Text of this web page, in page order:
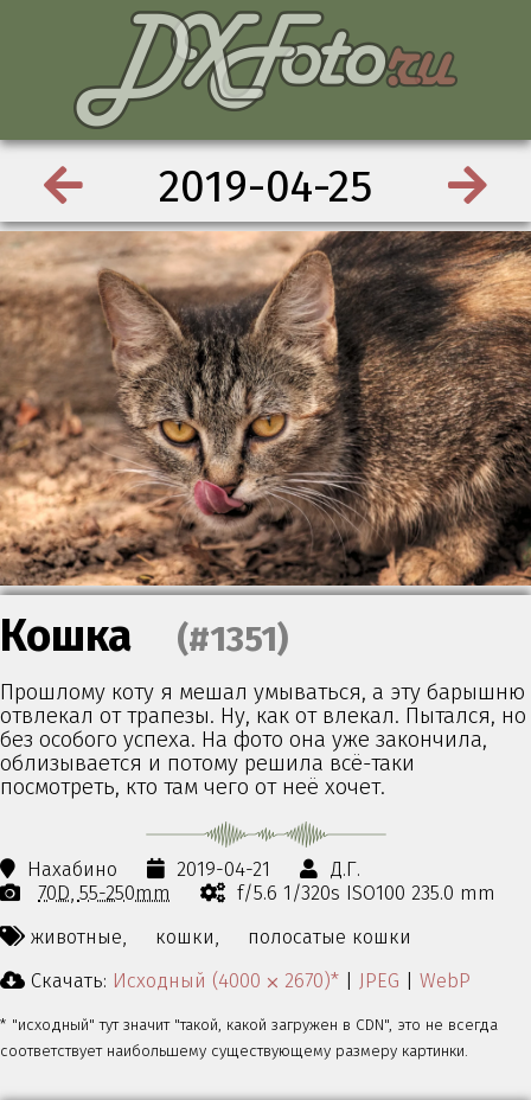
2019-04-25
Кошка (#1351)
Прошлому коту я мешал умываться, а эту барышню
отвлекал от трапезы. Ну, как от влекал. Пытался, но
без особого успеха. На фото она уже закончила,
облизывается и потому решила всё-таки
посмотреть, кто там чего от неё хочет.
Нахабино 2019-04-21
Д.Г.
70D 55-250mm
f/5.6 1/320s ISO100 235.0 mm
животные,
кошки,
полосатые кошки
Скачать: Исходный (4000 ⨉ 2670)* | JPEG | WebP
* "исходный" тут значит "такой, какой загружен в CDN", это не всегда
соответствует наибольшему существующему размеру картинки.